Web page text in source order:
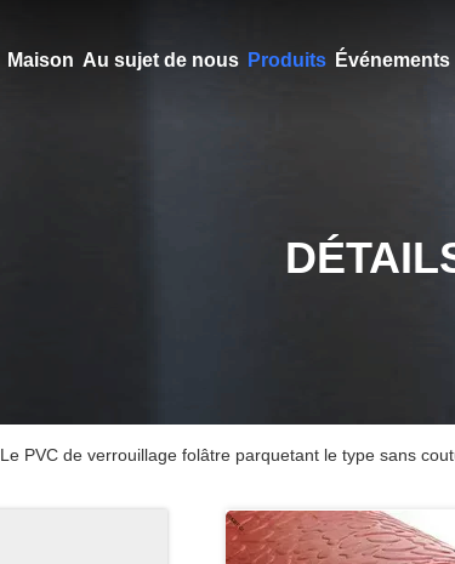
Maison Au sujet de nous Produits Événements
Le PVC de verrouillage folâtre parquetant le type sans